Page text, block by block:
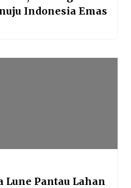
Indonesia Emas
Pantau Lahan